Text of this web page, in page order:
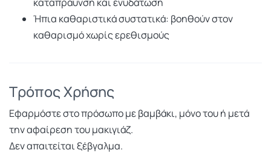
Ήπια καθαριστικά συστατικά: βοηθούν στον
καθαρισμό χωρίς ερεθισμούς
Τρόπος Χρήσης
Εφαρμόστε στο πρόσωπο με βαμβάκι, μόνο του ή μετά
την αφαίρεση του μακιγιάζ.
Δεν απαιτείται ξέβγαλμα.